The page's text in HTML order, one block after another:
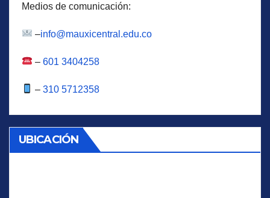
Medios de comunicación:
–info@mauxicentral.edu.co
–601 3404258
–310 5712358
UBICACIÓN